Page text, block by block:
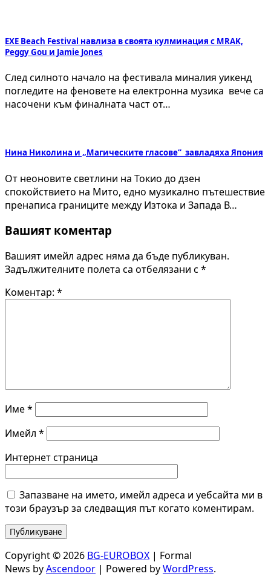
EXE Beach Festival навлиза в своята кулминация с MRAK,
Peggy Gou и Jamie Jones
След силното начало на фестивала миналия уикенд
погледите на феновете на електронна музика вече са
насочени към финалната част от…
Нина Николина и „Магическите гласове“ завладяха Япония
От неоновите светлини на Токио до дзен
спокойствието на Мито, едно музикално пътешествие
пренаписа границите между Изтока и Запада В…
Вашият коментар
Вашият имейл адрес няма да бъде публикуван.
Задължителните полета са отбелязани с *
Коментар: *
Име*
Имейл *
Интернет страница
Запазване на името, имейл адреса и уебсайта ми в
този браузър за следващия път когато коментирам.
Copyright © 2026 BG-EUROBOX | Formal
News byAscendoor | Powered byWordPress.